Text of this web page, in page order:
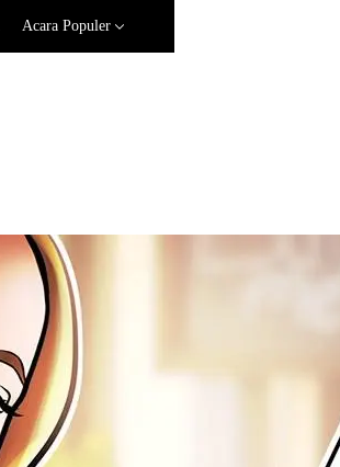
Acara Populer